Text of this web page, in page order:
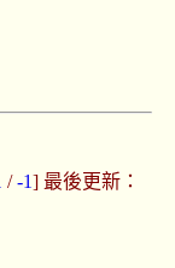
/-1] 最後更新：